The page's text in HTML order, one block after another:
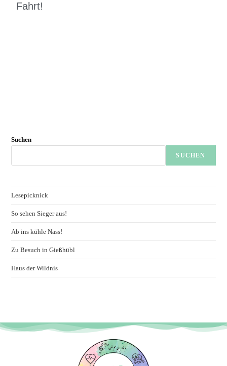
Fahrt!
Suchen
SUCHEN
Lesepicknick
So sehen Sieger aus!
Ab ins kühle Nass!
Zu Besuch in Gießhübl
Haus der Wildnis